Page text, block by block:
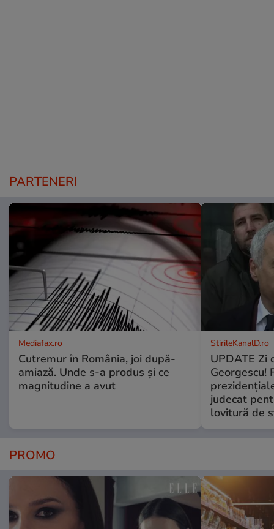
PARTENERI
Mediafax.ro
Cutremur în România, joi după-
amiază. Unde s-a produs și ce
magnitudine a avut
StirileKanalD.ro
UPDATE Zi
Georgescu!
judecat
lovitură de
PROMO